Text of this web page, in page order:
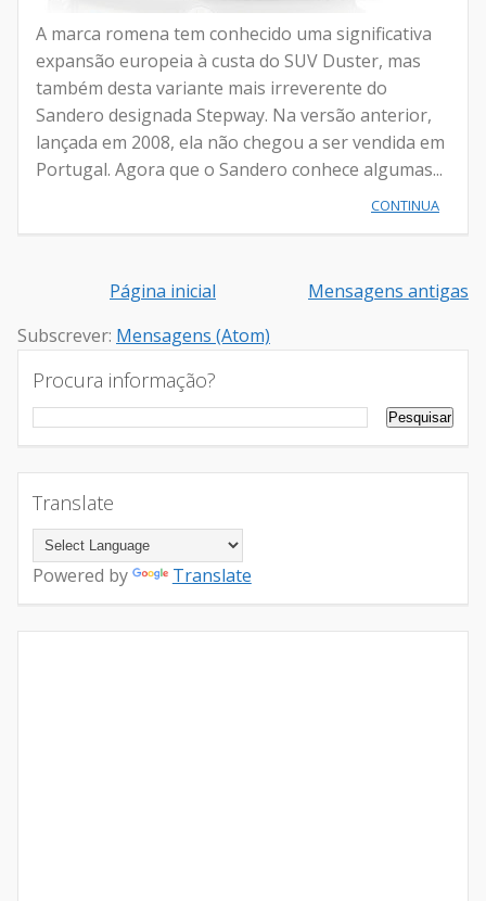
A marca romena tem conhecido uma significativa
expansão europeia à custa do SUV Duster, mas
também desta variante mais irreverente do
Sandero designada Stepway. Na versão anterior,
lançada em 2008, ela não chegou a ser vendida em
Portugal. Agora que o Sandero conhece algumas...
CONTINUA
Mensagens antigas
Página inicial
Subscrever: Mensagens (Atom)
Procura informação?
Translate
Powered by Translate